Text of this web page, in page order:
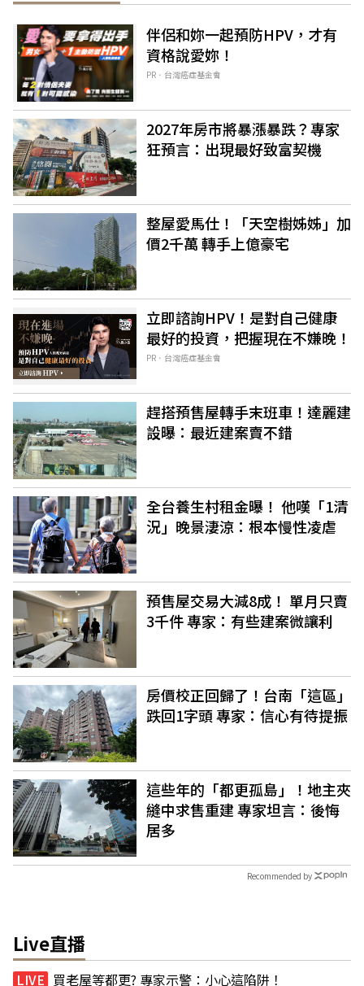
伴侶和妳一起預防HPV，才有
資格說愛妳！
PR．台灣癌症基金會
2027年房市將暴漲暴跌？專家
狂預言：出現最好致富契機
整屋愛馬仕！「天空樹姊姊」加
價2千萬 轉手上億豪宅
立即諮詢HPV！是對自己健康
最好的投資，把握現在不嫌晚！
PR．台灣癌症基金會
趕搭預售屋轉手末班車！達麗建
設曝：最近建案賣不錯
全台養生村租金曝！ 他嘆「1清
況」晚景淒涼：根本慢性凌虐
預售屋交易大減8成！ 單月只賣
3千件 專家：有些建案微讓利
房價校正回歸了！台南「這區」
跌回1字頭 專家：信心有待提振
這些年的「都更孤島」！地主夾
縫中求售重建 專家坦言：後悔
居多
Recommended by
Live直播
買老屋等都更? 專家示警：小心這陷阱！